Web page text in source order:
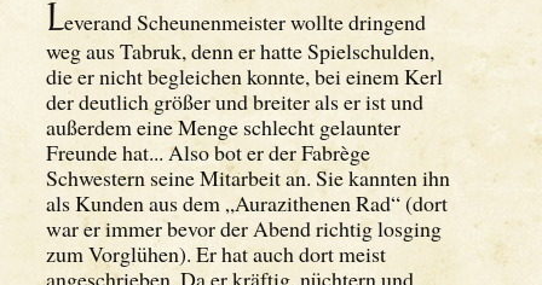
Leverand Scheunenmeister wollte dringend
weg aus Tabruk, denn er hatte Spielschulden,
die er nicht begleichen konnte, bei einem Kerl
der deutlich größer und breiter als er ist und
außerdem eine Menge schlecht gelaunter
Freunde hat... Also bot er der Fabrège
Schwestern seine Mitarbeit an. Sie kannten ihn
als Kunden aus dem „Aurazithenen Rad“ (dort
war er immer bevor der Abend richtig losging
zum Vorglühen). Er hat auch dort meist
angeschrieben. Da er kräftig, nüchtern und